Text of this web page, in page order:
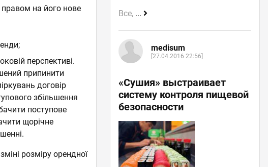
на його нове
перспективі.
припинити
договір
збільшення
поступове
щорічне
розміру орендної
Все, ...
medisum
[27.04.2016 22:56]
«Сушия» выстраивает
систему контроля пищевой
безопасности